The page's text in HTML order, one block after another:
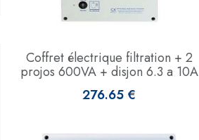
Coffret électrique filtration + 2
projos 600VA + disjon 6.3 a 10A
276.65 €